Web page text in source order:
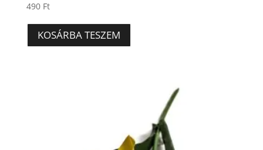
490 Ft
KOSÁRBA TESZEM